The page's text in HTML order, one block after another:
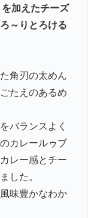
加えたチーズ
～りとろける
角刃の太めん
たえのあるめ
バランスよく
カレールゥブ
レー感とチー
した。
味豊かなわか